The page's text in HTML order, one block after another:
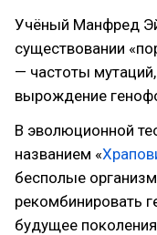
Учёный Манфред
существовании
— частоты
вырождение
В эволюционной
названием «
бесполые
рекомбинировать
будущее